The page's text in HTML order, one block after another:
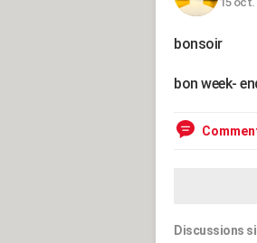
bonsoir
bon week-
Discussions